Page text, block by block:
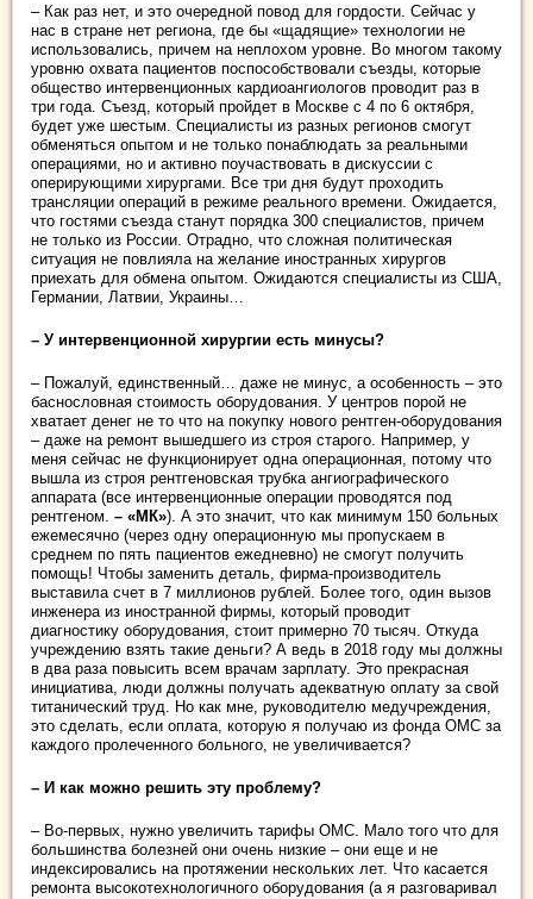
– Как раз нет, и это очередной повод для гордости. Сейчас у
нас в стране нет региона, где бы «щадящие» технологии не
использовались, причем на неплохом уровне. Во многом такому
уровню охвата пациентов поспособствовали съезды, которые
общество интервенционных кардиоангиологов проводит раз в
три года. Съезд, который пройдет в Москве с 4 по 6 октября,
будет уже шестым. Специалисты из разных регионов смогут
обменяться опытом и не только понаблюдать за реальными
операциями, но и активно поучаствовать в дискуссии с
оперирующими хирургами. Все три дня будут проходить
трансляции операций в режиме реального времени. Ожидается,
что гостями съезда станут порядка 300 специалистов, причем
не только из России. Отрадно, что сложная политическая
ситуация не повлияла на желание иностранных хирургов
приехать для обмена опытом. Ожидаются специалисты из США,
Германии, Латвии, Украины…
– У интервенционной хирургии есть минусы?
– Пожалуй, единственный… даже не минус, а особенность – это
баснословная стоимость оборудования. У центров порой не
хватает денег не то что на покупку нового рентген-оборудования
– даже на ремонт вышедшего из строя старого. Например, у
меня сейчас не функционирует одна операционная, потому что
вышла из строя рентгеновская трубка ангиографического
аппарата (все интервенционные операции проводятся под
рентгеном. – «МК»). А это значит, что как минимум 150 больных
ежемесячно (через одну операционную мы пропускаем в
среднем по пять пациентов ежедневно) не смогут получить
помощь! Чтобы заменить деталь, фирма-производитель
выставила счет в 7 миллионов рублей. Более того, один вызов
инженера из иностранной фирмы, который проводит
диагностику оборудования, стоит примерно 70 тысяч. Откуда
учреждению взять такие деньги? А ведь в 2018 году мы должны
в два раза повысить всем врачам зарплату. Это прекрасная
инициатива, люди должны получать адекватную оплату за свой
титанический труд. Но как мне, руководителю медучреждения,
это сделать, если оплата, которую я получаю из фонда ОМС за
каждого пролеченного больного, не увеличивается?
– И как можно решить эту проблему?
– Во-первых, нужно увеличить тарифы ОМС. Мало того что для
большинства болезней они очень низкие – они еще и не
индексировались на протяжении нескольких лет. Что касается
ремонта высокотехнологичного оборудования (а я разговаривал